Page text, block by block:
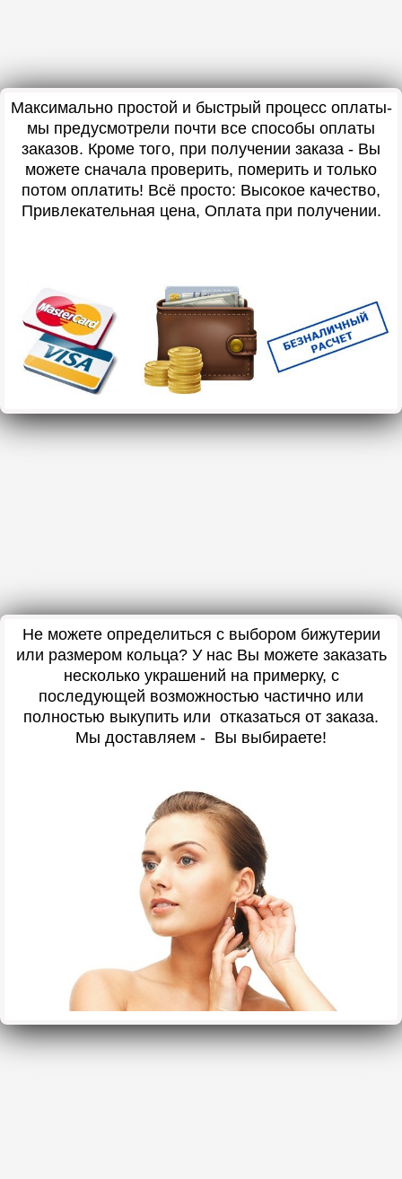
Максимально простой и быстрый процесс оплаты-
мы предусмотрели почти все способы оплаты
заказов. Кроме того, при получении заказа - Вы
можете сначала проверить, померить и только
потом оплатить! Всё просто: Высокое качество,
Привлекательная цена, Оплата при получении.
Не можете определиться с выбором бижутерии
или размером кольца? У нас Вы можете заказать
несколько украшений на примерку, с
последующей возможностью частично или
полностью выкупить или отказаться от заказа.
Мы доставляем - Вы выбираете!